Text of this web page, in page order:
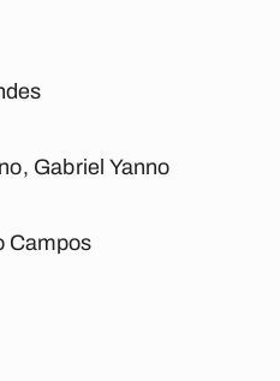
Gabriel Yanno
Campos